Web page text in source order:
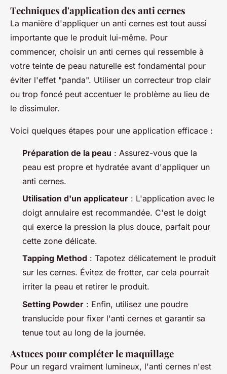
Techniques d'application des anti cernes
La manière d'appliquer un anti cernes est tout aussi
importante que le produit lui-même. Pour
commencer, choisir un anti cernes qui ressemble à
votre teinte de peau naturelle est fondamental pour
éviter l'effet "panda". Utiliser un correcteur trop clair
ou trop foncé peut accentuer le problème au lieu de
le dissimuler.
Voici quelques étapes pour une application efficace :
Préparation de la peau : Assurez-vous que la
peau est propre et hydratée avant d'appliquer un
anti cernes.
Utilisation d'un applicateur : L'application avec le
doigt annulaire est recommandée. C'est le doigt
qui exerce la pression la plus douce, parfait pour
cette zone délicate.
Tapping Method : Tapotez délicatement le produit
sur les cernes. Évitez de frotter, car cela pourrait
irriter la peau et retirer le produit.
Setting Powder : Enfin, utilisez une poudre
translucide pour fixer l'anti cernes et garantir sa
tenue tout au long de la journée.
Astuces pour compléter le maquillage
Pour un regard vraiment lumineux, l'anti cernes n'est